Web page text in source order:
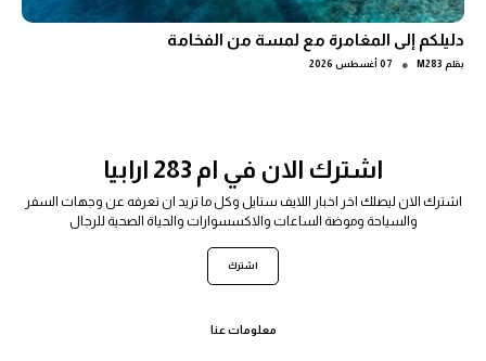
دليلكم إلى المغامرة مع لمسة من الفخامة
بقلم M283
● 07 أغسطس 2026
اشترك الان في ام 283 ارابيا
اشترك الان ليصلك اخر اخبار اللايف ستايل وكل ما تريد ان تعرفه عن وجهات السفر
والسياحة وموضة الساعات والاكسسوارات والحياة الصحية للرجال
اشترك
معلومات عنا